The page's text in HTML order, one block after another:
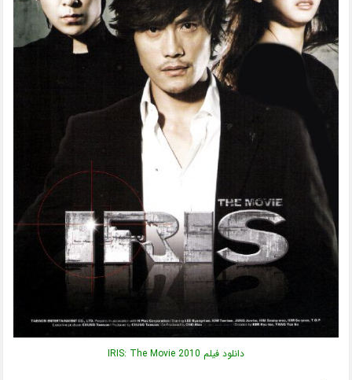
دانلود فیلم IRIS: The Movie 2010